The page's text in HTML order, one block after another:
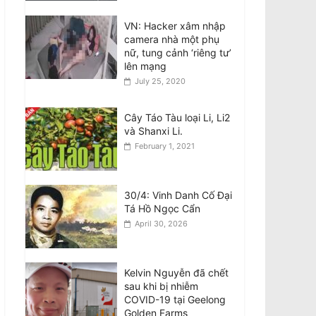
Teens involved in fatal
attack on Van Viet
Truong freed on bail
August 8, 2026
đâm nhau ở Sydney
August 8, 2026
gốc Việt ở Fitzroy
North
August 7, 2026
VN: Hacker xâm nhập
camera nhà một phụ
nữ, tung cảnh ‘riêng tư’
lên mạng
July 25, 2020
Cây Táo Tàu loại Li, Li2
và Shanxi Li.
February 1, 2021
30/4: Vinh Danh Cố Đại
Tá Hồ Ngọc Cẩn
April 30, 2026
Kelvin Nguyễn đã chết
sau khi bị nhiễm
COVID-19 tại Geelong
Golden Farms